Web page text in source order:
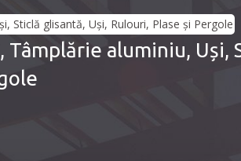
Tâmplărie aluminiu, Uși,